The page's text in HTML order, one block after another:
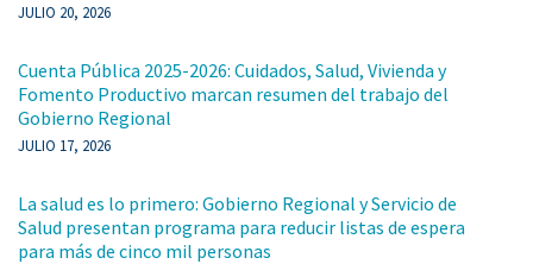
JULIO 20, 2026
Cuenta Pública 2025-2026: Cuidados, Salud, Vivienda y
Fomento Productivo marcan resumen del trabajo del
Gobierno Regional
JULIO 17, 2026
La salud es lo primero: Gobierno Regional y Servicio de
Salud presentan programa para reducir listas de espera
para más de cinco mil personas